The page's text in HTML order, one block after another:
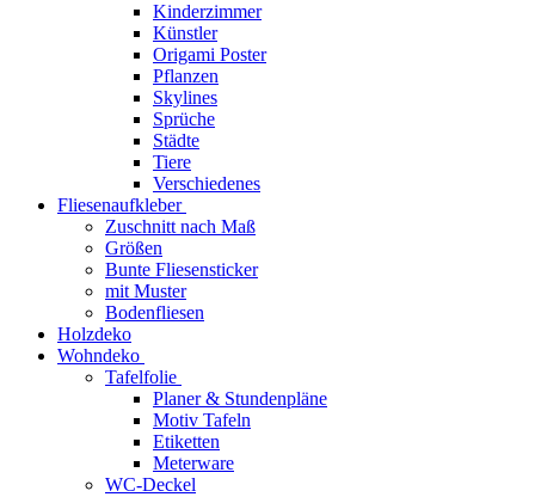
Kinderzimmer
Künstler
Origami Poster
Pflanzen
Skylines
Sprüche
Städte
Tiere
Verschiedenes
Fliesenaufkleber
Zuschnitt nach Maß
Größen
Bunte Fliesensticker
mit Muster
Bodenfliesen
Holzdeko
Wohndeko
Tafelfolie
Planer & Stundenpläne
Motiv Tafeln
Etiketten
Meterware
WC-Deckel